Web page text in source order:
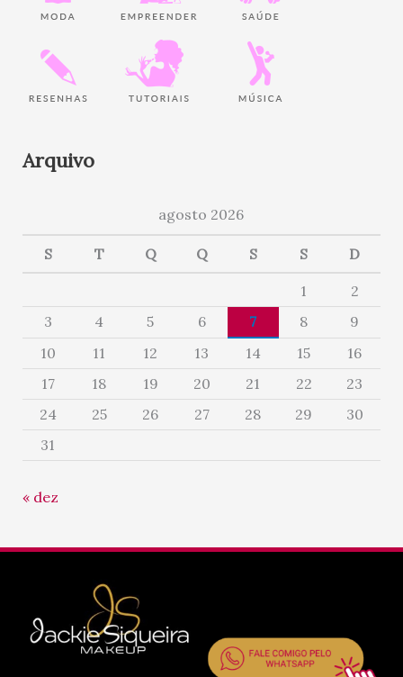
Arquivo
agosto 2026
S T Q Q S S D
1
2
3
4 5 6 7 8
9
10
11 12 13 14 15
16
17
18 19 20 21 22
23
24
25 26 27 28 29
30
31
« dez